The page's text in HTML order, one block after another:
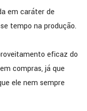
em caráter de
tempo na produção.
eficaz do
compras, já que
ele nem sempre